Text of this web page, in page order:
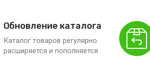
Обновление каталога
Каталог товаров регулярно
расширяется и пополняется